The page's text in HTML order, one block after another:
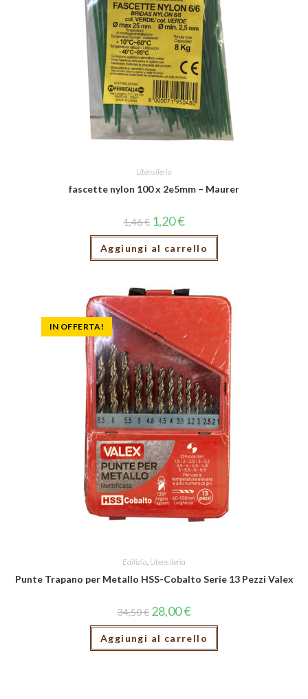
Utensileria
fascette nylon 100 x 2e5mm – Maurer
1,46€ 1,20€
Aggiungi al carrello
IN OFFERTA!
Edilizia, Utensileria
Punte Trapano per Metallo HSS-Cobalto Serie 13 Pezzi Valex
34,50€ 28,00€
Aggiungi al carrello